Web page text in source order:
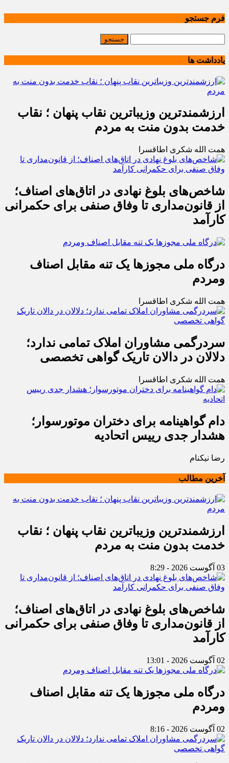
فرم جستجو
یادداشت ها
ارزشمندترین وزیباترین نقاب پنهان ؛ نقاب
خدمت بدون منت به مردم
همت الله شکری اطاقسرا
شاخص‌های بلوغ نهادی در اتاق‌های اصناف؛
از قانون‌مداری تا وفاق صنفی برای حکمرانی
کارآمد
درگاه ملی مجوزها یک تنه مقابل اصناف
ومردم
همت الله شکری اطاقسرا
سردرگمی مشاوران املاک تمامی ندارد؛
دلالان در دالان تاریک گواهی تخصصی
همت الله شکری اطاقسرا
دام گواهینامه برای دختران موتورسوار؛
هشدار جدی رییس اتحادیه
رضا نیکنام
آخرین مطالب
ارزشمندترین وزیباترین نقاب پنهان ؛ نقاب
خدمت بدون منت به مردم
03 آگوست 2026 - 8:29
شاخص‌های بلوغ نهادی در اتاق‌های اصناف؛
از قانون‌مداری تا وفاق صنفی برای حکمرانی
کارآمد
02 آگوست 2026 - 13:01
درگاه ملی مجوزها یک تنه مقابل اصناف
ومردم
02 آگوست 2026 - 8:16